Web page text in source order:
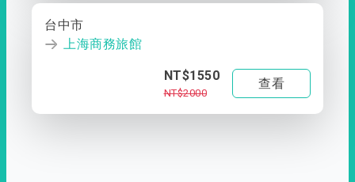
台中市
上海商務旅館
NT$1550
NT$2000
查看